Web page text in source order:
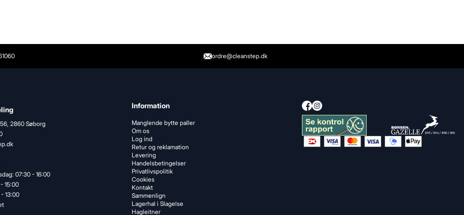
ordre@cleanstep.dk
2860 Søborg
07:30 - 16:00
15:00
13:00
Information
Manglende bytte paller
Om os
Log ind
Retur og reklamation
Levering
Handelsbetingelser
Privatlivspolitik
Cookies
Kontakt
Sammenlign
Lagerhal i Slagelse
Hagleitner